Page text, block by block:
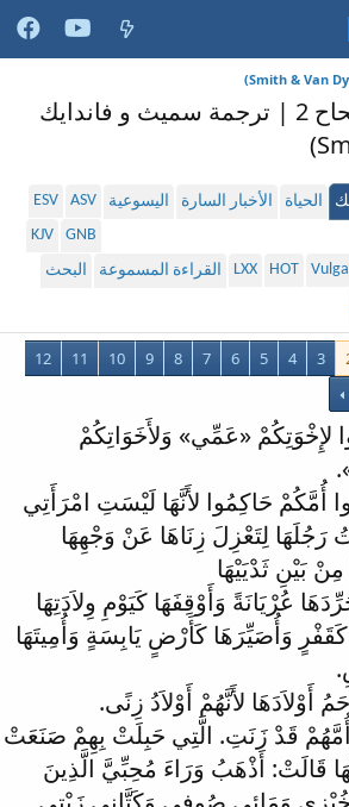
سفر هوشع - الأصحاح 2 | ترجمة سميث و فاندايك
الحياة الأخبار السارة اليسوعية ASV
ESV
GNB
KJV
HOT
LXX القراءة المسموعة
البحث
3
4
5
6
7
8
9
10
11
12
لإِخْوَتِكُمْ «عَمِّي» وَلأَخَوَاتِكُمْ
أُمَّكُمْ حَاكِمُوا لأَنَّهَا لَيْسَتِ امْرَأَتِي
رَجُلَهَا لِتَعْزِلَ زِنَاهَا عَنْ وَجْهِهَا
بَيْنِ ثَدْيَيْهَا
عُرْيَانَةً وَأَوْقِفَهَا كَيَوْمِ وِلاَدَتِهَا
كَقَفْرٍ وَأُصَيِّرَهَا كَأَرْضٍ يَابِسَةٍ وَأُمِيتَهَا
أَوْلاَدَهَا لأَنَّهُمْ أَوْلاَدُ زِنًى.
قَدْ زَنَتِ. الَّتِي حَبِلَتْ بِهِمْ صَنَعَتْ
قَالَتْ: أَذْهَبُ وَرَاءَ مُحِبِّيَّ الَّذِينَ